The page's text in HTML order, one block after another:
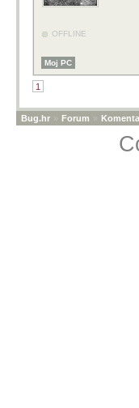
OFFLINE
Moj PC
1
Bug.hr » Forum »